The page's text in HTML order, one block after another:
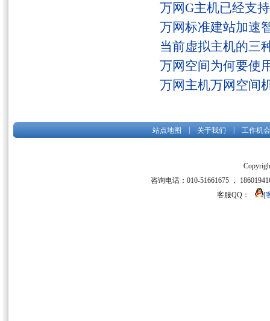
万网G主机已经支
万网标准建站加速
当前虚拟主机的三
万网空间为何要使
万网主机万网空间
站点地图 关于我们 工作机会
咨询电话：010-51661675 ，
客服QQ：
[